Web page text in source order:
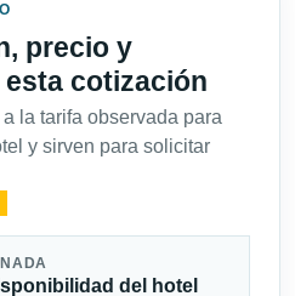
precio y
cotización
la tarifa observada para
y sirven para solicitar
del hotel